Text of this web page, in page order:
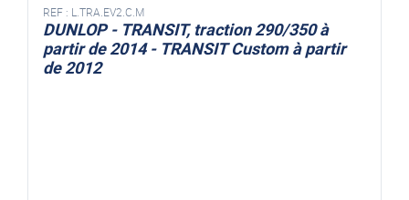
REF : L.TRA.EV2.C.M
DUNLOP - TRANSIT, traction 290/350 à
partir de 2014 - TRANSIT Custom à partir
de 2012